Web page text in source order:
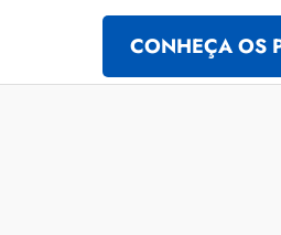
CONHEÇA OS